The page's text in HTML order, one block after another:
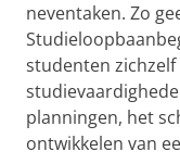
neventaken. Zo
studenten
planningen, het
ontwikkelen van